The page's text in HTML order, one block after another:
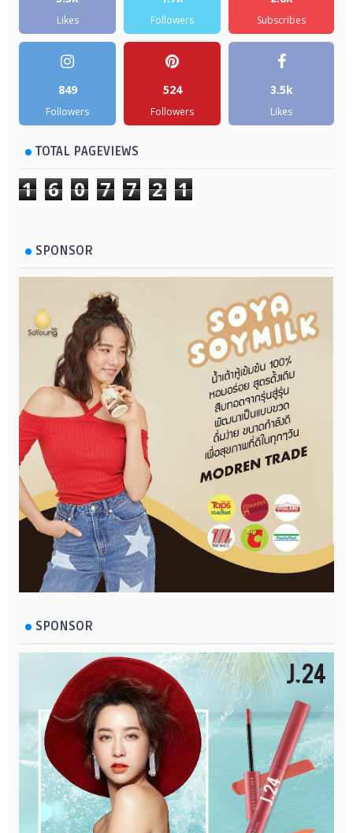
Likes Followers Subscribes
849
Followers
524
Followers
3.5k
Likes
TOTAL PAGEVIEWS
1 6 0 7 7 2 1
SPONSOR
SPONSOR